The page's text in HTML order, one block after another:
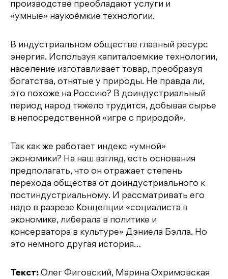
производстве преобладают услуги и
«умные» наукоёмкие технологии.
В индустриальном обществе главный ресурс
энергия. Используя капиталоемкие технологии,
население изготавливает товар, преобразуя
богатства, отнятые у природы. Не правда ли,
это похоже на Россию? В доиндустриальный
период народ тяжело трудится, добывая сырье
в непосредственной «игре с природой».
Так как же работает индекс «умной»
экономики? На наш взгляд, есть основания
предполагать, что он отражает степень
перехода общества от доиндустриального к
постиндустриальному. И рассматривать его
надо в разрезе Концепции «социалиста в
экономике, либерала в политике и
консерватора в культуре» Дэниела Бэлла. Но
это немного другая история…
Текст: Олег Фиговский, Марина Охримовская